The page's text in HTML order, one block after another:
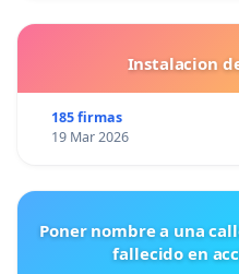
Instalacion
185 firmas
19 Mar 2026
Poner nombre a una
fallecido en